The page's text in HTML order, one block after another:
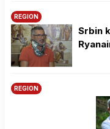
REGION
Srbin
REGION